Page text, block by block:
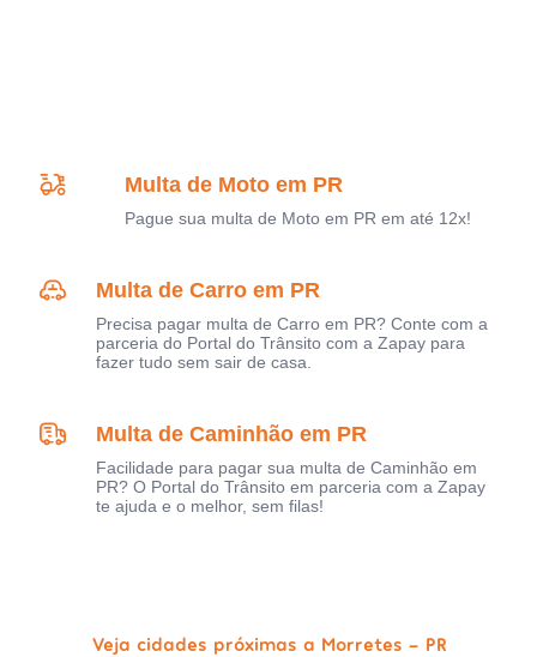
Multa de Moto em PR
Pague sua multa de Moto em PR em até 12x!
Multa de Carro em PR
Precisa pagar multa de Carro em PR? Conte com a
parceria do Portal do Trânsito com a Zapay para
fazer tudo sem sair de casa.
Multa de Caminhão em PR
Facilidade para pagar sua multa de Caminhão em
PR? O Portal do Trânsito em parceria com a Zapay
te ajuda e o melhor, sem filas!
Veja cidades próximas a Morretes - PR